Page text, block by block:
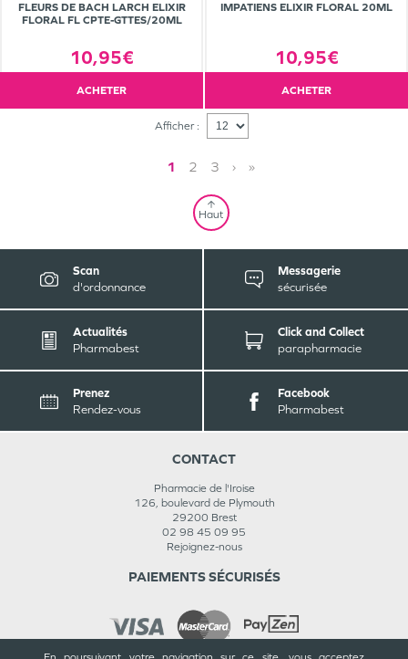
FLEURS DE BACH LARCH ELIXIR
FLORAL FL CPTE-GTTES/20ML
10,95€
ACHETER
IMPATIENS ELIXIR FLORAL 20ML
10,95€
ACHETER
Afficher :
1 2 3 › »
Haut
Scan
d'ordonnance
Messagerie
sécurisée
Actualités
Pharmabest
Click and Collect
parapharmacie
Prenez
Rendez-vous
Facebook
Pharmabest
CONTACT
Pharmacie de l'Iroise
126, boulevard de Plymouth
29200 Brest
02 98 45 09 95
Rejoignez-nous
PAIEMENTS SÉCURISÉS